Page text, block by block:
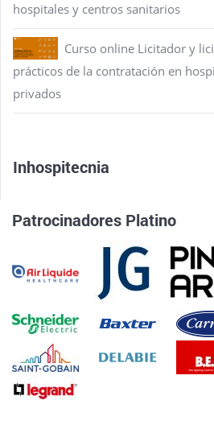
hospitales y centros sanitarios
Curso online Licitador y
prácticos de la contratación en
privados
Inhospitecnia
Patrocinadores Platino